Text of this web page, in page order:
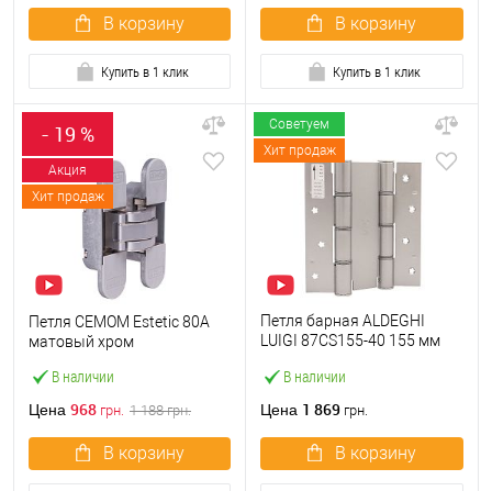
В корзину
Купить в 1 клик
В корзину
Купить в 1 клик
- 19 %
Акция
Хит продаж
В наличии
Петля CEMOM Estetic 80A
матовый хром
Цена 968 грн. 1 188грн.
В корзину
Советуем
Хит продаж
В наличии
Петля барная ALDEGHI
LUIGI 87CS155-40 155 мм
Цена 1 869 грн.
В корзину